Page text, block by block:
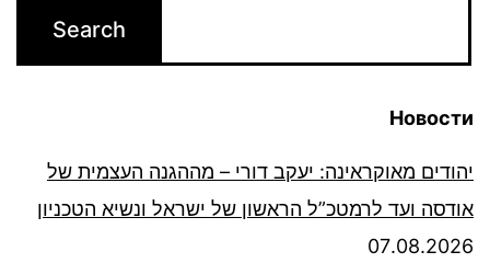
Новости
יהודים מאוקראינה: יעקב דורי – מההגנה העצמית של
אודסה ועד לרמטכ”ל הראשון של ישראל ונשיא הטכניון
07.08.2026